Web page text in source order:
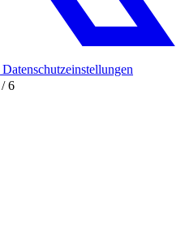
/6
Datenschutzeinstellungen